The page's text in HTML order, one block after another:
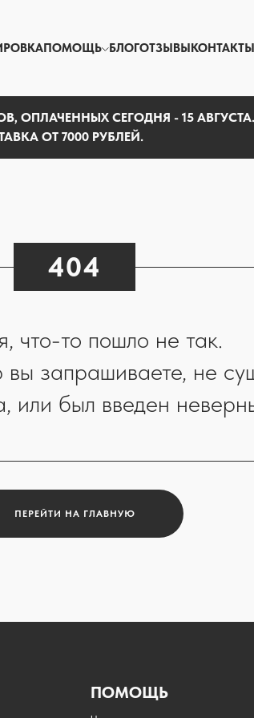
ПОМОЩЬ БЛОГОТЗЫВЫКОНТАКТЫ
ОПЛАЧЕННЫХ СЕГОДНЯ - 15 АВГУСТА.
ОТ 7000 РУБЛЕЙ.
404
что-то пошло не так.
запрашиваете, не
или был введен
ПЕРЕЙТИ НА ГЛАВНУЮ
ПОМОЩЬ